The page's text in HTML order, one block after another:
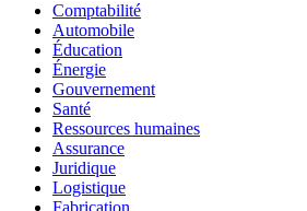
Comptabilité
Automobile
Éducation
Énergie
Gouvernement
Santé
Ressources humaines
Assurance
Juridique
Logistique
Fabrication